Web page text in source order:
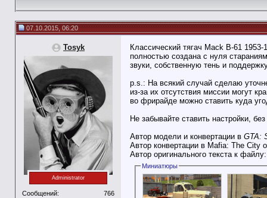
07.10.2015, 06:20
Tosyk
Administrator
Сообщений:
766
Классический тягач Mack B-61
полностью создана с нуля
звуки, собственную тень и
p.s.: На всякий случай сделаю
из-за их отсутствия миссии могут
во фрирайде можно ставить куда
Не забывайте ставить настройки,
Автор модели и конвертации в GTA:
Автор конвертации в Mafia: The City
Автор оригинального текста к
Миниатюры